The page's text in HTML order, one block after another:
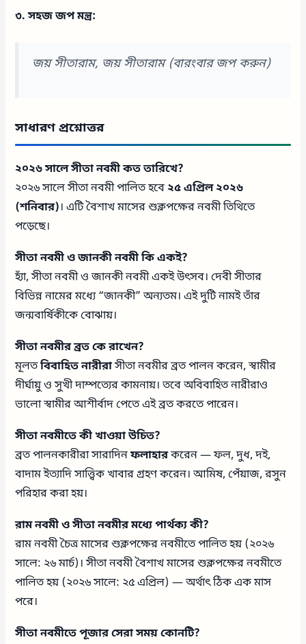
৩. সহজ জপ মন্ত্র:
জয় সীতারাম, জয় সীতারাম (বারংবার জপ করুন)
সাধারণ প্রশ্নোত্তর
২০২৬ সালে সীতা নবমী কত তারিখে?
২০২৬ সালে সীতা নবমী পালিত হবে ২৫ এপ্রিল ২০২৬
(শনিবার)। এটি বৈশাখ মাসের শুক্লপক্ষের নবমী তিথিতে
পড়েছে।
সীতা নবমী ও জানকী নবমী কি একই?
হ্যাঁ, সীতা নবমী ও জানকী নবমী একই উৎসব। দেবী সীতার
বিভিন্ন নামের মধ্যে “জানকী” অন্যতম। এই দুটি নামই তাঁর
জন্মবার্ষিকীকে বোঝায়।
সীতা নবমীর ব্রত কে রাখেন?
মূলতবিবাহিত নারীরাসীতা নবমীর ব্রত পালন করেন, স্বামীর
দীর্ঘায়ু ও সুখী দাম্পত্যের কামনায়। তবে অবিবাহিত নারীরাও
ভালো স্বামীর আশীর্বাদ পেতে এই ব্রত করতে পারেন।
সীতা নবমীতে কী খাওয়া উচিত?
ব্রত পালনকারীরা সারাদিনফলাহারকরেন — ফল, দুধ, দই,
বাদাম ইত্যাদি সাত্ত্বিক খাবার গ্রহণ করেন। আমিষ, পেঁয়াজ, রসুন
পরিহার করা হয়।
রাম নবমী ও সীতা নবমীর মধ্যে পার্থক্য কী?
রাম নবমী চৈত্র মাসের শুক্লপক্ষের নবমীতে পালিত হয় (২০২৬
সালে: ২৬ মার্চ)। সীতা নবমী বৈশাখ মাসের শুক্লপক্ষের নবমীতে
পালিত হয় (২০২৬ সালে: ২৫ এপ্রিল) — অর্থাৎ ঠিক এক মাস
পরে।
সীতা নবমীতে পূজার সেরা সময় কোনটি?